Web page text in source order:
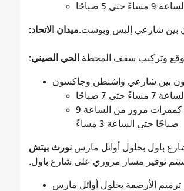
صباحًا
ميدان الاتحاد:بين شارعي إليس وبوست.
الحي الصيني:وتركيب سقف المحطة.
بين شارعي واشنطن وجاكسون
سيتم استخدام ممرات وقوف السيارات على جانبي شارع ستوكتون كممرات مرور من الساعة 9
صباحًا حتى الساعة 3 مساءً
نورث بيتشالانتهاء من الأعمال أمام المباني الواقعة بين 1731 و1741 شارع باول بحلول أوائل مارس.
ترميم الأرصفة بحلول أوائل مارس